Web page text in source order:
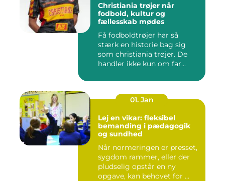
Christiania trøjer når
fodbold, kultur og
fællesskab mødes
Få fodboldtrøjer har så
stærk en historie bag sig
som christiania trøjer. De
handler ikke kun om far...
01. Jan
Lej en vikar: fleksibel
bemanding i pædagogik
og sundhed
Når normeringen er presset,
sygdom rammer, eller der
pludselig opstår en ny
opgave, kan behovet for ...